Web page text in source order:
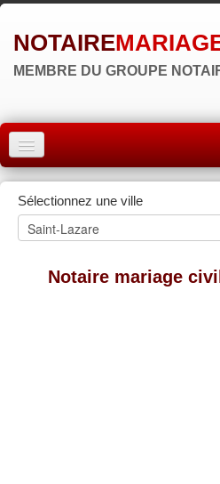
NOTAIRE
MEMBRE DU GROUPE
ACCUEIL
MONTRÉAL
QUÉBEC
LAVAL
Sélectionnez une ville
Notaire mariage